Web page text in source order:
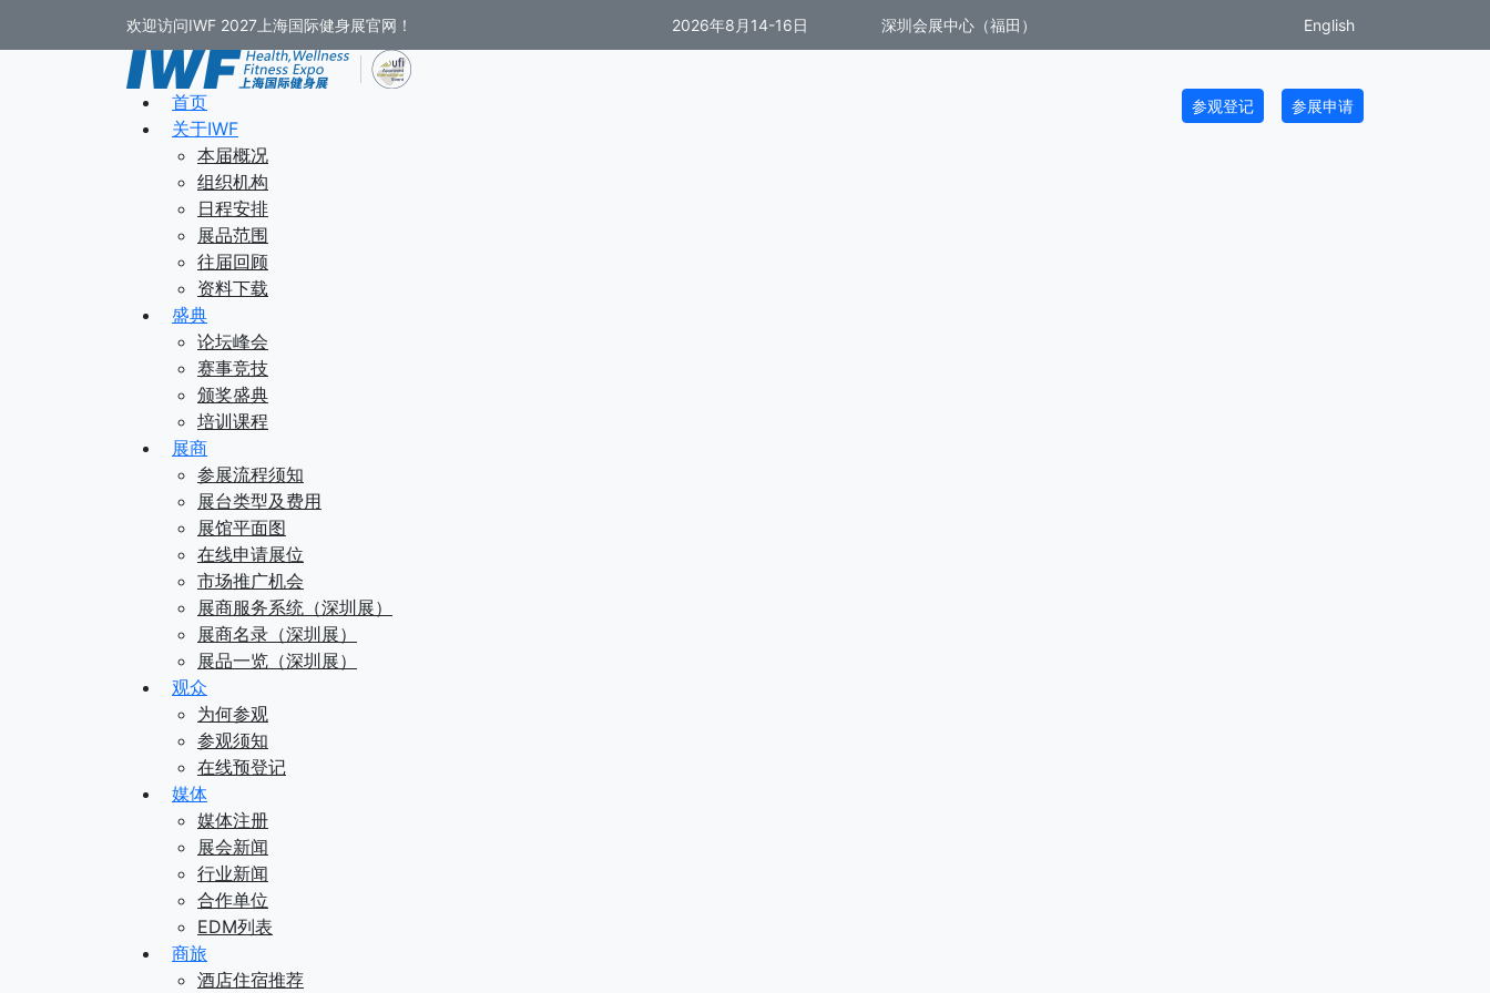
欢迎访问IWF 2027上海国际健身展官网！ 2026年8月14-16日 深圳会展中心（福田） English
参观登记 参展申请
首页
关于IWF
本届概况
组织机构
日程安排
展品范围
往届回顾
资料下载
盛典
论坛峰会
赛事竞技
颁奖盛典
培训课程
展商
参展流程须知
展台类型及费用
展馆平面图
在线申请展位
市场推广机会
展商服务系统（深圳展）
展商名录（深圳展）
展品一览（深圳展）
观众
为何参观
参观须知
在线预登记
媒体
媒体注册
展会新闻
行业新闻
合作单位
EDM列表
商旅
酒店住宿推荐